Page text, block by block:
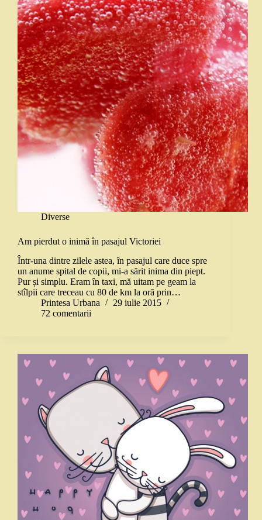
Diverse
Am pierdut o inimă în pasajul Victoriei
Într-una dintre zilele astea, în pasajul care duce spre
un anume spital de copii, mi-a sărit inima din piept.
Pur și simplu. Eram în taxi, mă uitam pe geam la
stîlpii care treceau cu 80 de km la oră prin…
Printesa Urbana
29 iulie 2015
72 comentarii